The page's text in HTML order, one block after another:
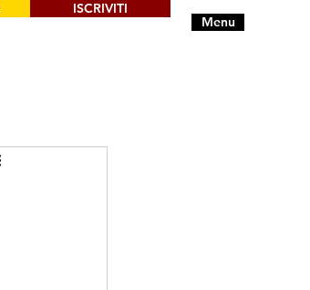
Menu
ISCRIVITI